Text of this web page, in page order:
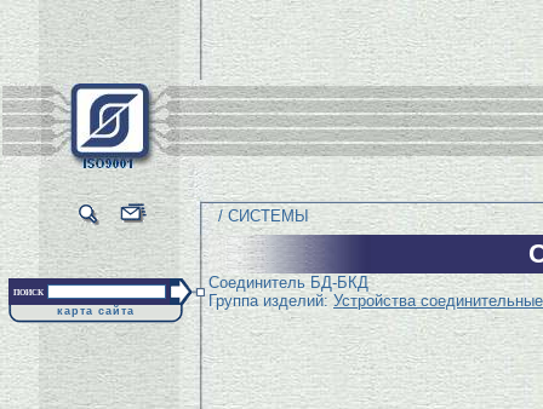
/ СИСТЕМЫ
поиск
карта сайта
Соединитель БД-БКД
Группа изделий: Устройства соединительные